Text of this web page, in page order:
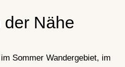
Nähe
Sommer Wandergebiet, im